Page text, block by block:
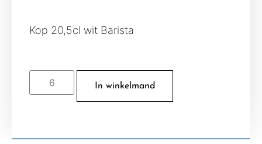
Kop 20,5cl wit Barista
In winkelmand